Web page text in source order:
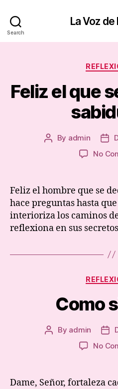
Search
La Voz
Feliz el que
Post
By admin
date
No
Feliz el hombre que se
hace preguntas hasta
interioriza los caminos
reflexiona en sus
Como
Post
By admin
date
No
Dame, Señor, fortaleza